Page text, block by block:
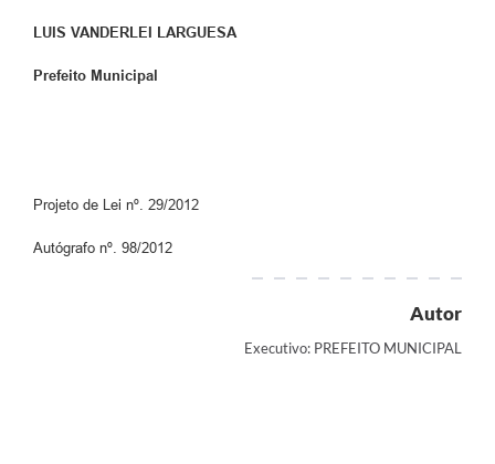
LUIS VANDERLEI LARGUESA
Prefeito Municipal
Projeto de Lei nº. 29/2012
Autógrafo nº. 98/2012
Autor
Executivo: PREFEITO MUNICIPAL